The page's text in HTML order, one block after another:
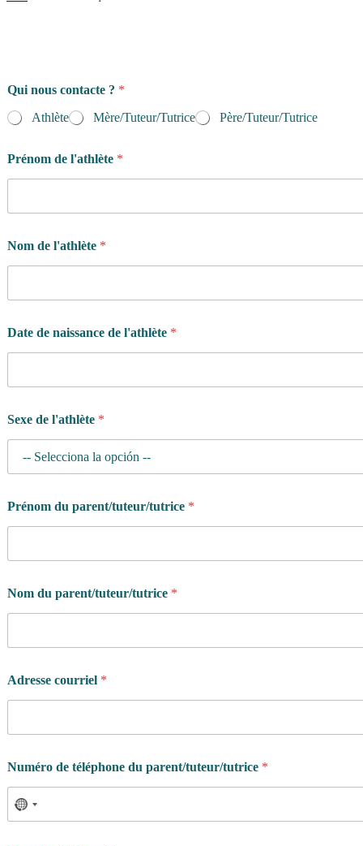
Qui nous contacte ? *
Athlète
Mère/Tuteur/Tutrice Père/Tuteur/Tutrice
Prénom de l'athlète *
Nom de l'athlète *
Date de naissance de l'athlète *
Sexe de l'athlète *
e
d
u
h
a
t
z
Prénom du parent/tuteur/tutrice *
Nom du parent/tuteur/tutrice *
Adresse courriel *
Numéro de téléphone du parent/tuteur/tutrice *